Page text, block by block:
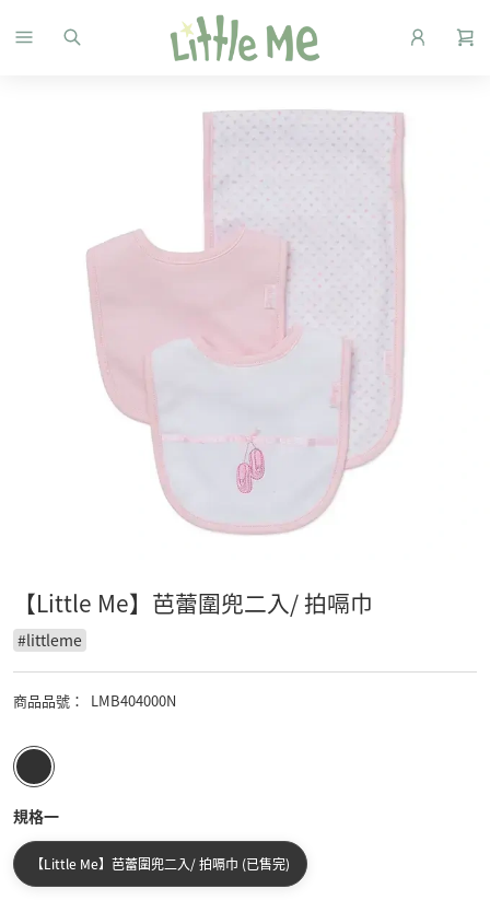
【Little Me】芭蕾圍兜二入/ 拍嗝巾
#littleme
商品品號 ： LMB404000N
規格一
【Little Me】芭蕾圍兜二入/ 拍嗝巾 (已售完)